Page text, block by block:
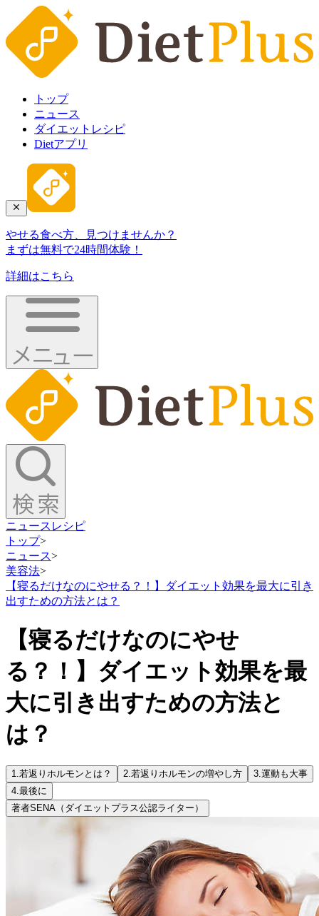
トップ
ニュース
ダイエットレシピ
Dietアプリ
やせる食べ方、見つけませんか？
まずは無料で24時間体験！
詳細はこちら
ニュース レシピ
トップ>
ニュース>
美容法>
【寝るだけなのにやせる？！】ダイエット効果を最大に引き
出すための方法とは？
【寝るだけなのにやせ
る？！】ダイエット効果を最
大に引き出すための方法と
は？
1.若返りホルモンとは？ 2.若返りホルモンの増やし方 3.運動も大事
4.最後に
著者SENA（ダイエットプラス公認ライター）